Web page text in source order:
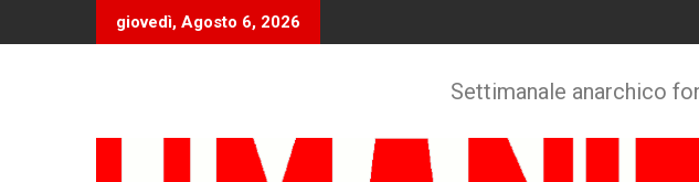
giovedì, Agosto 6, 2026
Settimanale anarchico